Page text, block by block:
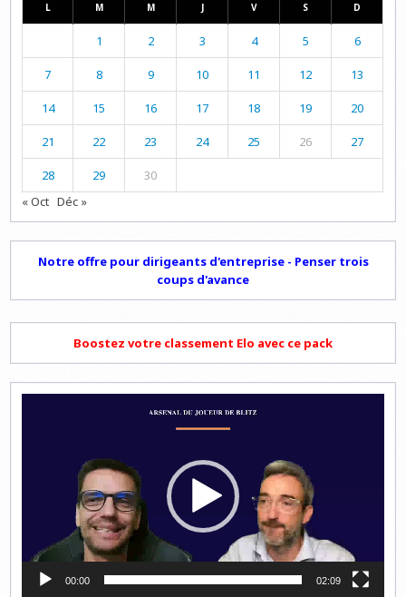
L M M J V S D
1 2 3 4 5 6
7 8 9 10 11 12 13
14 15 16 17 18 19 20
21 22 23 24 25 26 27
28 29
30
« Oct Déc »
Notre offre pour dirigeants d'entreprise - Penser trois
coups d'avance
Boostez votre classement Elo avec ce pack
00:00 02:09